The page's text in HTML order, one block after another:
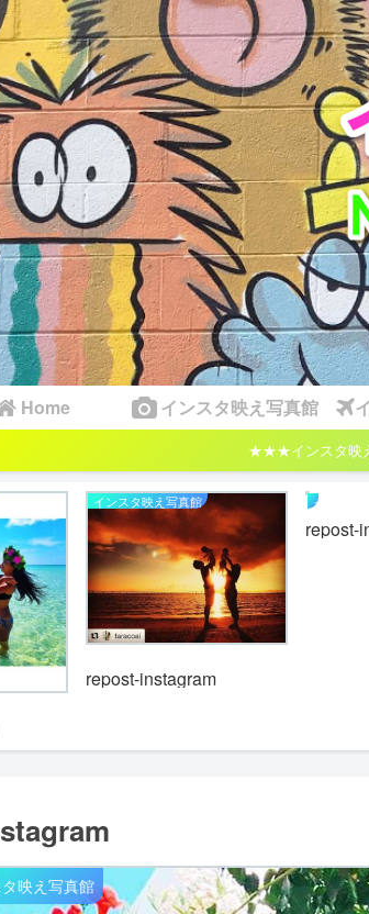
Home インスタ映え写真館
★★★インスタ映
インスタ映え写真館
repost-instagram
インスタ
repost-
映え写真館